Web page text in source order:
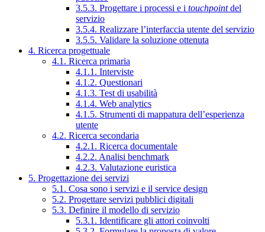
3.5.3. Progettare i processi e i touchpointdel
servizio
3.5.4. Realizzare l’interfaccia utente del servizio
3.5.5. Validare la soluzione ottenuta
4. Ricerca progettuale
4.1. Ricerca primaria
4.1.1. Interviste
4.1.2. Questionari
4.1.3. Test di usabilità
4.1.4. Web analytics
4.1.5. Strumenti di mappatura dell’esperienza
utente
4.2. Ricerca secondaria
4.2.1. Ricerca documentale
4.2.2. Analisi benchmark
4.2.3. Valutazione euristica
5. Progettazione dei servizi
5.1. Cosa sono i servizi e il service design
5.2. Progettare servizi pubblici digitali
5.3. Definire il modello di servizio
5.3.1. Identificare gli attori coinvolti